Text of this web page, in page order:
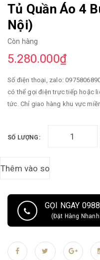
Tủ Quần Áo 4
Nội)
Còn hàng
5.280.000₫
Số điện thoại, zalo:
có thể gọi điện trực tiếp hoặc
tức. Chỉ giao hàng khu vực
hệ qua zalo, hoặc điện thoại
trong ngày. Cam kết hàng
trường hiện nay. Xin vui lòng
SỐ LƯỢNG:
GỌI NGAY
(Đặt Hàng